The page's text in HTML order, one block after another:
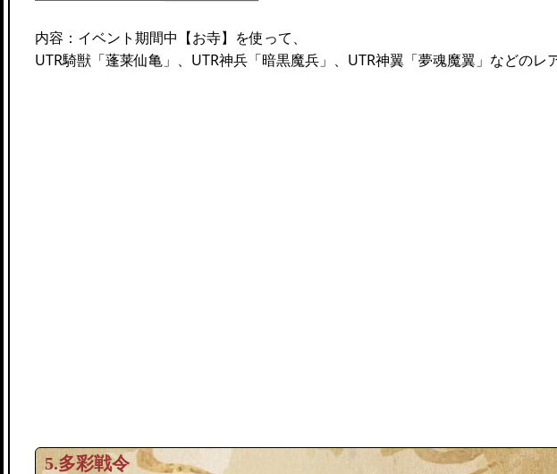
内容：イベント期間中【お寺】を使って、
UTR騎獣「蓬莱仙亀」、UTR神兵「暗黒魔兵」、UTR神翼「夢魂魔翼」などのレ
5.多彩戦令